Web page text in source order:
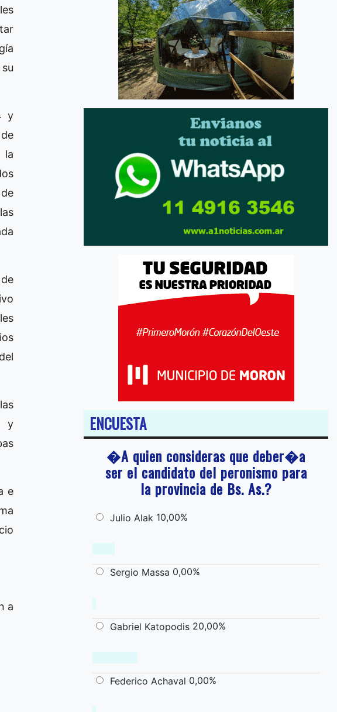
y
la
y
e
a
ENCUESTA
�A quien consideras que deber�a
ser el candidato del peronismo para
la provincia de Bs. As.?
Julio Alak 10,00%
Sergio Massa 0,00%
Gabriel Katopodis 20,00%
Federico Achaval 0,00%